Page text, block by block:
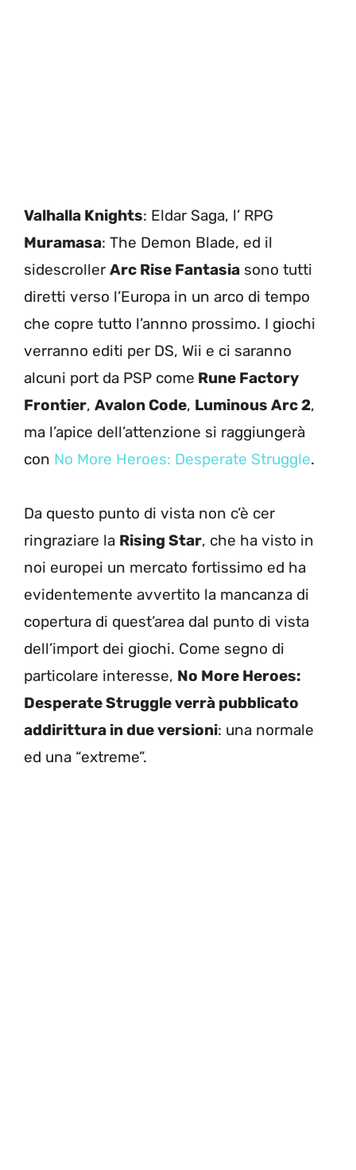
Valhalla Knights: Eldar Saga, l’ RPG
Muramasa: The Demon Blade, ed il
sidescroller Arc Rise Fantasia sono tutti
diretti verso l’Europa in un arco di tempo
che copre tutto l’annno prossimo. I giochi
verranno editi per DS, Wii e ci saranno
alcuni port da PSP come Rune Factory
Frontier, Avalon Code, Luminous Arc 2,
ma l’apice dell’attenzione si raggiungerà
con No More Heroes: Desperate Struggle.
Da questo punto di vista non c’è cer
ringraziare la Rising Star, che ha visto in
noi europei un mercato fortissimo ed ha
evidentemente avvertito la mancanza di
copertura di quest’area dal punto di vista
dell’import dei giochi. Come segno di
particolare interesse, No More Heroes:
Desperate Struggle verrà pubblicato
addirittura in due versioni: una normale
ed una “extreme”.